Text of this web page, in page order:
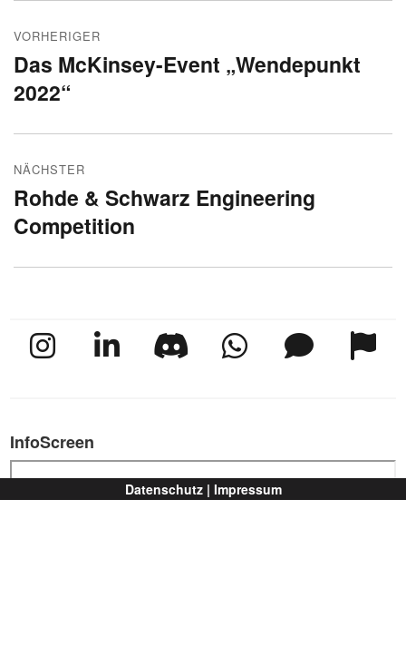
VORHERIGER
Vorheriger
Beitrag:
Das McKinsey-Event „Wendepunkt
2022“
NÄCHSTER
Nächster
Beitrag:
Rohde & Schwarz Engineering
Competition
InfoScreen
Datenschutz | Impressum